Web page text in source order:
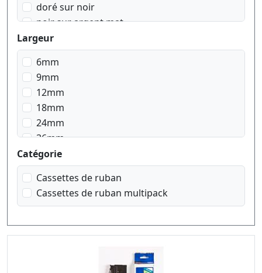
doré sur noir
noir sur argent mat
noir sur blanc
noir sur bleu
noir sur jaune
noir sur rouge
noir sur signal Orange
noir sur signal jaune
noir sur transparent
noir sur vert
rouge sur blanc
Largeur
6mm
9mm
12mm
18mm
24mm
36mm
Catégorie
Cassettes de ruban
Cassettes de ruban multipack